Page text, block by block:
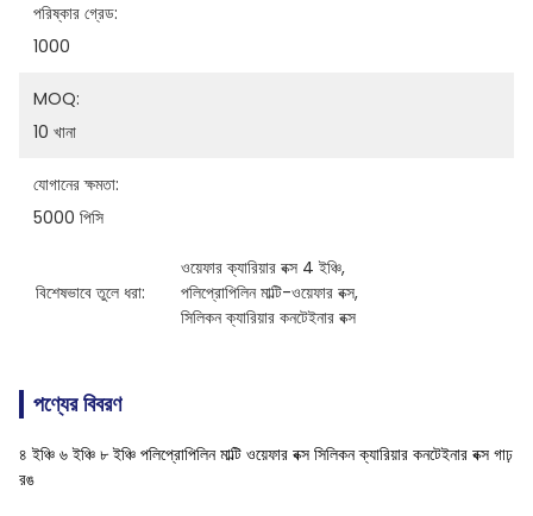
পরিষ্কার গ্রেড:
1000
MOQ:
10 খানা
যোগানের ক্ষমতা:
5000 পিসি
বিশেষভাবে তুলে ধরা:
ওয়েফার ক্যারিয়ার বক্স 4 ইঞ্চি,
পলিপ্রোপিলিন মাল্টি-ওয়েফার বক্স,
সিলিকন ক্যারিয়ার কনটেইনার বক্স
পণ্যের বিবরণ
৪ ইঞ্চি ৬ ইঞ্চি ৮ ইঞ্চি পলিপ্রোপিলিন মাল্টি ওয়েফার বক্স সিলিকন ক্যারিয়ার কনটেইনার বক্স গাঢ়
রঙ